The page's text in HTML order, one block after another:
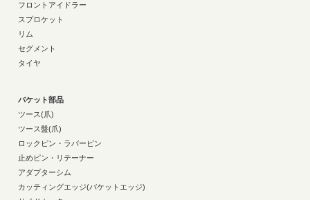
フロントアイドラー
スプロケット
リム
セグメント
タイヤ
バケット部品
ツース(爪)
ツース盤(爪)
ロックピン・ラバーピン
止めピン・リテーナー
アダプターシム
カッティングエッジ(バケットエッジ)